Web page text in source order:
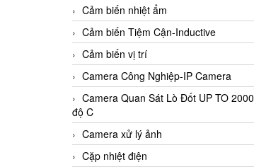
Cảm biến nhiệt ẩm
Cảm biến Tiệm Cận-Inductive
Cảm biến vị trí
Camera Công Nghiệp-IP Camera
Camera Quan Sát Lò Đốt UP TO 2000
độ C
Camera xử lý ảnh
Cặp nhiệt điện